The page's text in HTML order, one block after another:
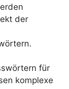
der
für
komplexe